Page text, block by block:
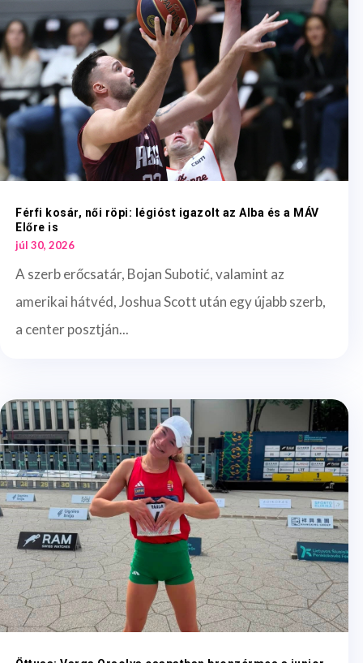
Férfi kosár, női röpi: légióst igazolt az Alba és a MÁV
Előre is
júl 30, 2026
A szerb erőcsatár, Bojan Subotić, valamint az
amerikai hátvéd, Joshua Scott után egy újabb szerb,
a center posztján...